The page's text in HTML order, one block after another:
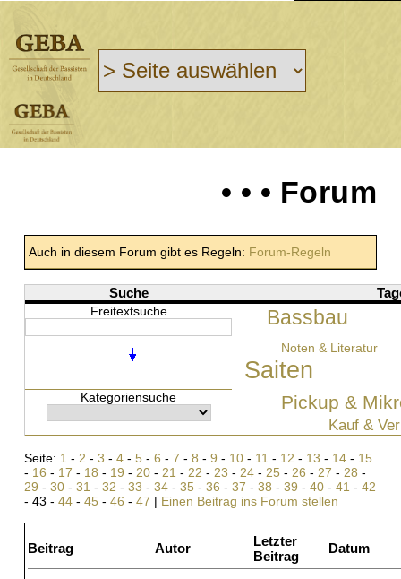
• • • Forum
Auch in diesem Forum gibt es Regeln: Forum-Regeln
Suche
Freitextsuche
Saiten
Bassbau
Pickup &
Kauf &
Noten & Literatur
Kategoriensuche
Seite: 1 - 2 - 3 - 4 - 5 - 6 - 7 - 8 - 9 - 10 - 11 - 12 - 13 - 14 - 15
- 16 - 17 - 18 - 19 - 20 - 21 - 22 - 23 - 24 - 25 - 26 - 27 - 28 -
29 - 30 - 31 - 32 - 33 - 34 - 35 - 36 - 37 - 38 - 39 - 40 - 41 - 42
- 43 - 44 - 45 - 46 - 47 | Einen Beitrag ins Forum stellen
Beitrag Autor
Letzter
Beitrag
Datum